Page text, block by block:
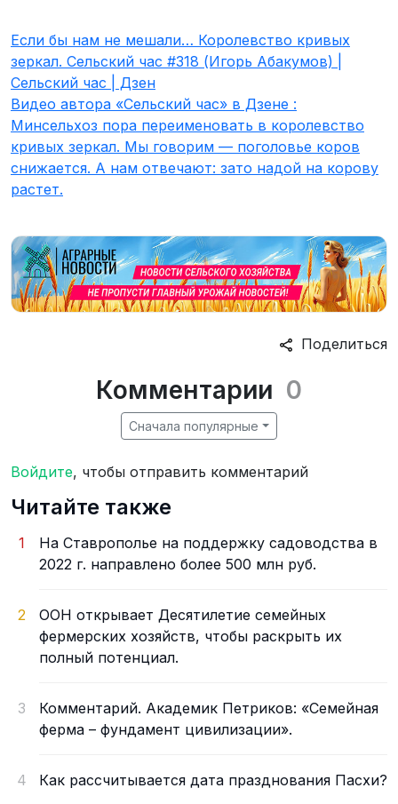
Если бы нам не мешали… Королевство кривых
зеркал. Сельский час #318 (Игорь Абакумов) |
Сельский час | Дзен
Видео автора «Сельский час» в Дзене :
Минсельхоз пора переименовать в королевство
кривых зеркал. Мы говорим — поголовье коров
снижается. А нам отвечают: зато надой на корову
растет.
Поделиться
Комментарии 0
Сначала популярные
Войдите, чтобы отправить комментарий
Читайте также
1
На Ставрополье на поддержку садоводства в
2022 г. направлено более 500 млн руб.
2
ООН открывает Десятилетие семейных
фермерских хозяйств, чтобы раскрыть их
полный потенциал.
3
Комментарий. Академик Петриков: «Семейная
ферма – фундамент цивилизации».
4 Как рассчитывается дата празднования Пасхи?